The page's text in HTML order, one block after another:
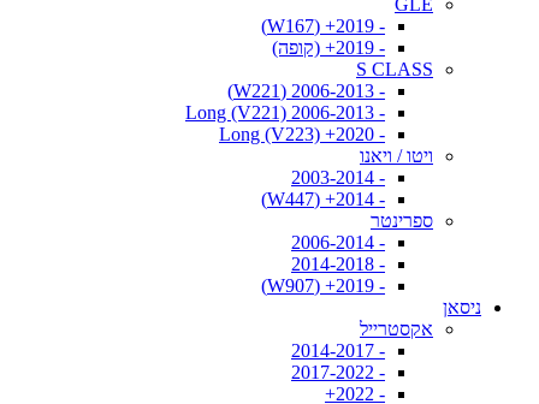
GLE
- 2019+ (W167)
- 2019+ (קופה)
S CLASS
- 2006-2013 (W221)
- 2006-2013 Long (V221)
- 2020+ Long (V223)
ויטו / ויאנו
- 2003-2014
- 2014+ (W447)
ספרינטר
- 2006-2014
- 2014-2018
- 2019+ (W907)
ניסאן
אקסטרייל
- 2014-2017
- 2017-2022
- 2022+